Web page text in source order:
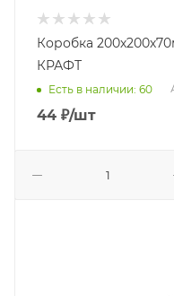
Коробка
КРАФТ
Есть в наличии: 60
44 ₽/шт